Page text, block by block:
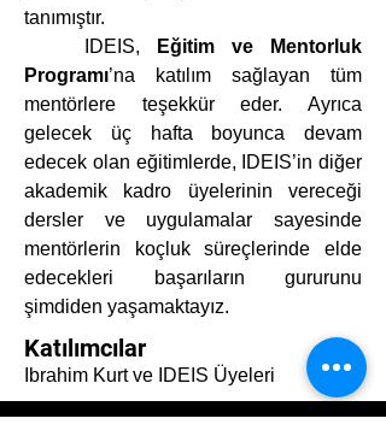
tanımıştır.
	IDEIS,
Eğitim ve Mentorluk
Programı’na katılım sağlayan tüm
mentörlere teşekkür eder. Ayrıca
gelecek üç hafta boyunca devam
edecek olan eğitimlerde, IDEIS’in diğer
akademik kadro üyelerinin vereceği
dersler ve uygulamalar sayesinde
mentörlerin koçluk süreçlerinde elde
edecekleri başarıların gururunu
şimdiden yaşamaktayız.
Katılımcılar
Ibrahim Kurt ve IDEIS Üyeleri